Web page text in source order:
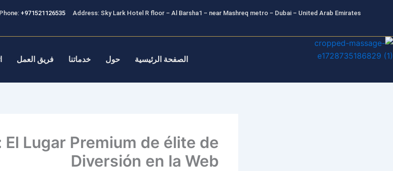
Phone: +971521126535Address: Sky Lark Hotel R floor – Al Barsha1 – near Mashreq metro – Dubai – United Arab Emirates
الصفحة الرئيسية حول خدماتنا فريق العمل
Lugar Premium de élite de
Diversión en la Web